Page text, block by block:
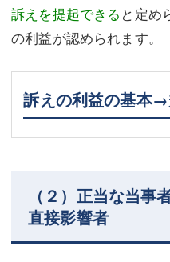
訴えを提起できる と定め
の利益が認められます。
訴えの利益の基本
（２）正当な当
直接影響者